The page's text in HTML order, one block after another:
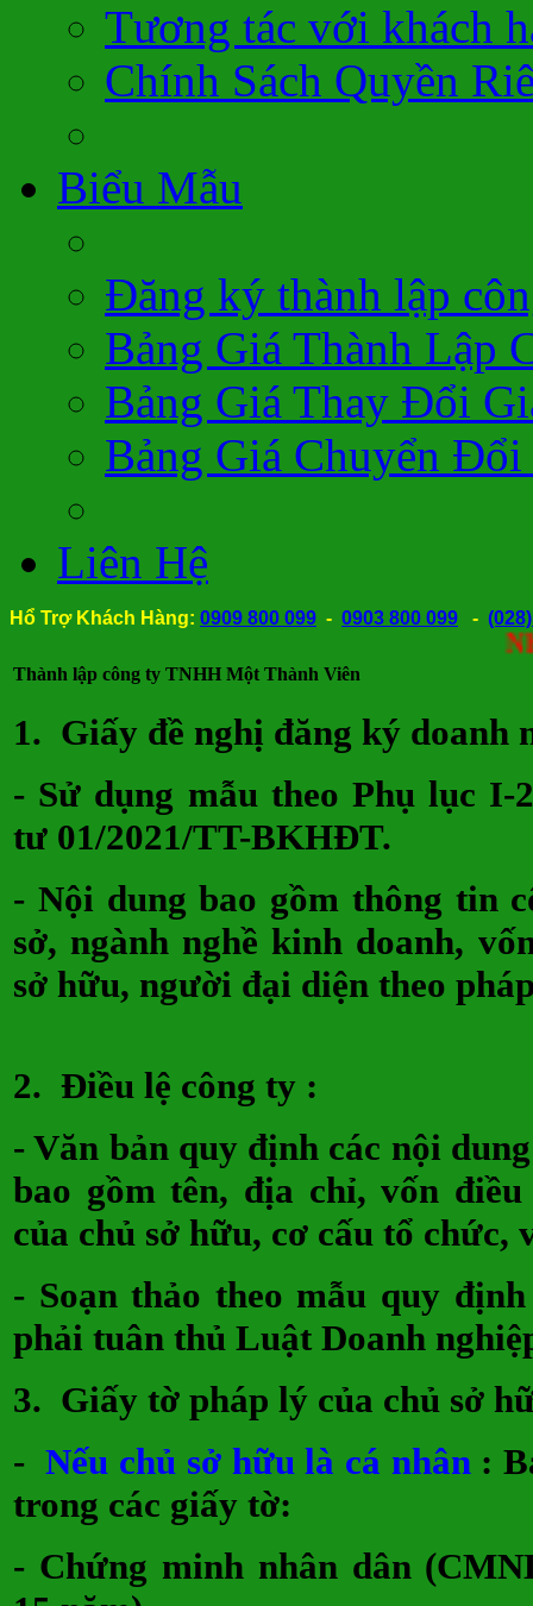
Tương tác với khách
Chính Sách Quyền
Biểu Mẫu
Đăng ký thành lập
Bảng Giá Thành Lập
Bảng Giá Thay Đổi
Bảng Giá Chuyển
Liên Hệ
Hổ Trợ Khách Hàng: 0909 800 099 - 0903 800 099 -
Nhận
Thành lập công ty TNHH Một Thành Viên
1. Giấy đề nghị đăng ký doanh
- Sử dụng mẫu theo Phụ lục I-
tư 01/2021/TT-BKHĐT.
- Nội dung bao gồm thông tin
sở, ngành nghề kinh doanh,
sở hữu, người đại diện theo
2. Điều lệ công ty :
- Văn bản quy định các nội
bao gồm tên, địa chỉ, vốn
của chủ sở hữu, cơ cấu tổ
- Soạn thảo theo mẫu quy
phải tuân thủ Luật Doanh
3. Giấy tờ pháp lý của chủ sở
-Nếu chủ sở hữu là cá nhân:
trong các giấy tờ:
- Chứng minh nhân dân